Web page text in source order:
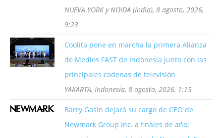
NUEVA YORK y NOIDA (India), 8 agosto, 2026,
9:23
Coolita pone en marcha la primera Alianza
de Medios FAST de Indonesia junto con las
principales cadenas de televisión
YAKARTA, Indonesia, 8 agosto, 2026, 1:15
Barry Gosin dejará su cargo de CEO de
Newmark Group Inc. a finales de año;